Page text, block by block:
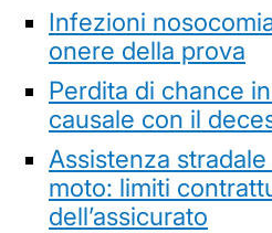
Infezioni
onere della prova
Perdita di chance
causale con il
Assistenza
moto: limiti
dell’assicurato